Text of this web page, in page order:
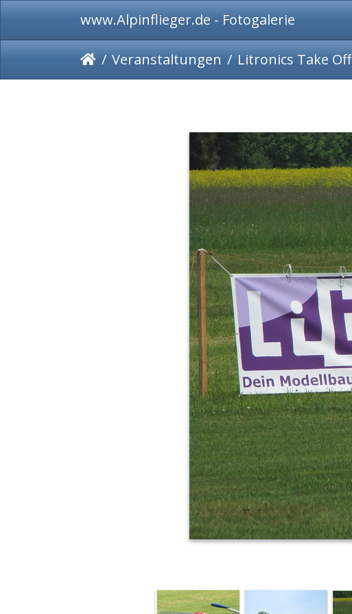
www.Alpinflieger.de - Fotogalerie
Veranstaltungen Litronics Take Off